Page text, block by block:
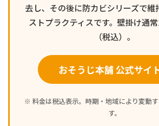
去し、その後に防カビシリーズで維
ストプラクティスです。壁掛け通
（税込）。
おそうじ本舗 公式サイ
※ 料金は税込表示。時期・地域により変動
す。